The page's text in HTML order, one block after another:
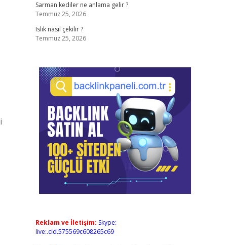
Sarman kediler ne anlama gelir ?
Temmuz 25, 2026
Islık nasıl çekilir ?
Temmuz 25, 2026
Reklam ve İletişim: Skype:
live:.cid.575569c608265c69